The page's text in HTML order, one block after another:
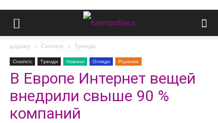
додому Сінопсіс Тренди
Сінопсіс Тренди Новини Огляди Рішення
В Европе Интернет вещей
внедрили свыше 90 %
компаний